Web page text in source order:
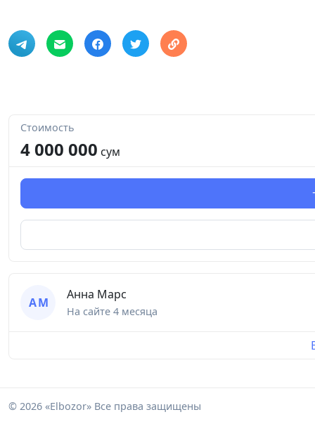
Стоимость
4 000 000 сум
А М
Анна Марс
На сайте 4 месяца
© 2026 «Elbozor» Все права защищены